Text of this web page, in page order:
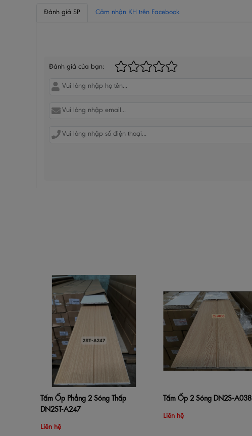
Đánh giá SP Cảm nhận KH trên Facebook
Đánh giá của bạn:
Thêm vào giỏ hàng Xem nhanh
Tấm Ốp Phẳng 2 Sóng Thấp
DN2ST-A247
Liên hệ
Thêm vào giỏ hàng
Tấm Ốp 2 Sóng DN2S-A038
Liên hệ